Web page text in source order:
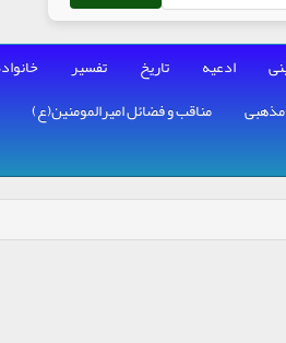
ادعیه تاریخ تفسیر
مذهبی مناقب و فضائل امیرالمومنین(ع)